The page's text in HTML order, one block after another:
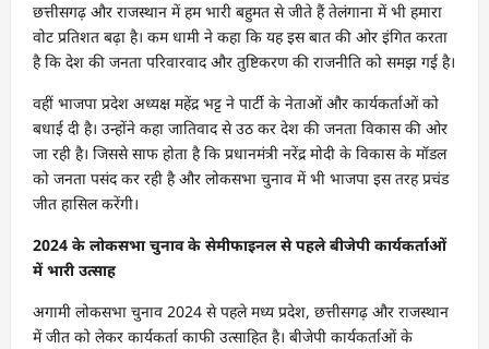
छत्तीसगढ़ और राजस्थान में हम भारी बहुमत से जीते हैं तेलंगाना में भी हमारा
वोट प्रतिशत बढ़ा है। कम धामी ने कहा कि यह इस बात की ओर इंगित करता
है कि देश की जनता परिवारवाद और तुष्टिकरण की राजनीति को समझ गई है।
वहीं भाजपा प्रदेश अध्यक्ष महेंद्र भट्ट ने पार्टी के नेताओं और कार्यकर्ताओं को
बधाई दी है। उन्होंने कहा जातिवाद से उठ कर देश की जनता विकास की ओर
जा रही है। जिससे साफ होता है कि प्रधानमंत्री नरेंद्र मोदी के विकास के मॉडल
को जनता पसंद कर रही है और लोकसभा चुनाव में भी भाजपा इस तरह प्रचंड
जीत हासिल करेंगी।
2024 के लोकसभा चुनाव के सेमीफाइनल से पहले बीजेपी कार्यकर्ताओं
में भारी उत्साह
अगामी लोकसभा चुनाव 2024 से पहले मध्य प्रदेश, छत्तीसगढ़ और राजस्थान
में जीत को लेकर कार्यकर्ता काफी उत्साहित है। बीजेपी कार्यकर्ताओं के